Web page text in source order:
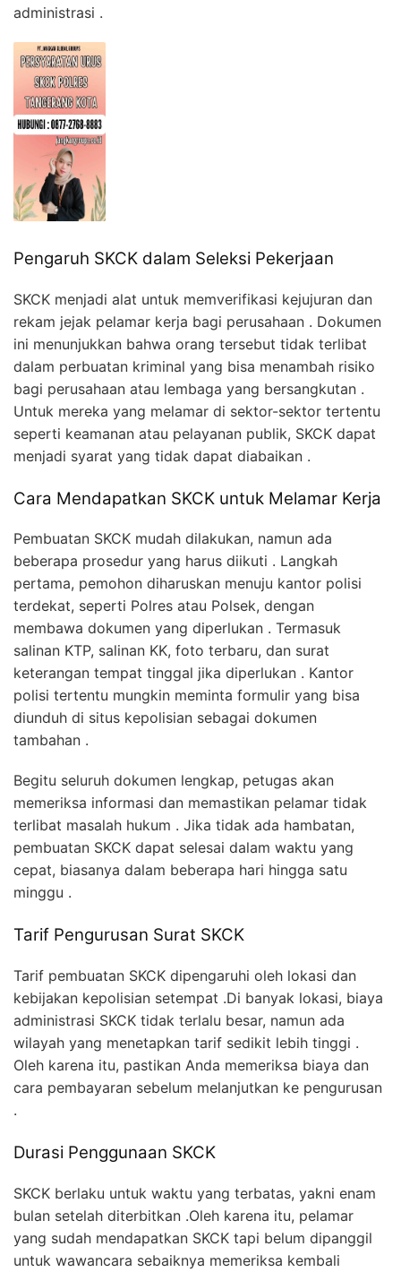
administrasi .
Pengaruh SKCK dalam Seleksi Pekerjaan
SKCK menjadi alat untuk memverifikasi kejujuran dan
rekam jejak pelamar kerja bagi perusahaan . Dokumen
ini menunjukkan bahwa orang tersebut tidak terlibat
dalam perbuatan kriminal yang bisa menambah risiko
bagi perusahaan atau lembaga yang bersangkutan .
Untuk mereka yang melamar di sektor-sektor tertentu
seperti keamanan atau pelayanan publik, SKCK dapat
menjadi syarat yang tidak dapat diabaikan .
Cara Mendapatkan SKCK untuk Melamar Kerja
Pembuatan SKCK mudah dilakukan, namun ada
beberapa prosedur yang harus diikuti . Langkah
pertama, pemohon diharuskan menuju kantor polisi
terdekat, seperti Polres atau Polsek, dengan
membawa dokumen yang diperlukan . Termasuk
salinan KTP, salinan KK, foto terbaru, dan surat
keterangan tempat tinggal jika diperlukan . Kantor
polisi tertentu mungkin meminta formulir yang bisa
diunduh di situs kepolisian sebagai dokumen
tambahan .
Begitu seluruh dokumen lengkap, petugas akan
memeriksa informasi dan memastikan pelamar tidak
terlibat masalah hukum . Jika tidak ada hambatan,
pembuatan SKCK dapat selesai dalam waktu yang
cepat, biasanya dalam beberapa hari hingga satu
minggu .
Tarif Pengurusan Surat SKCK
Tarif pembuatan SKCK dipengaruhi oleh lokasi dan
kebijakan kepolisian setempat .Di banyak lokasi, biaya
administrasi SKCK tidak terlalu besar, namun ada
wilayah yang menetapkan tarif sedikit lebih tinggi .
Oleh karena itu, pastikan Anda memeriksa biaya dan
cara pembayaran sebelum melanjutkan ke pengurusan
.
Durasi Penggunaan SKCK
SKCK berlaku untuk waktu yang terbatas, yakni enam
bulan setelah diterbitkan .Oleh karena itu, pelamar
yang sudah mendapatkan SKCK tapi belum dipanggil
untuk wawancara sebaiknya memeriksa kembali